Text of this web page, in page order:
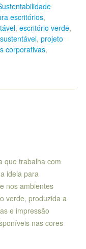
escritórios,
, escritório verde,
, projeto
corporativas,
que trabalha com
ideia para
nos ambientes
verde, produzida a
e impressão
nas cores